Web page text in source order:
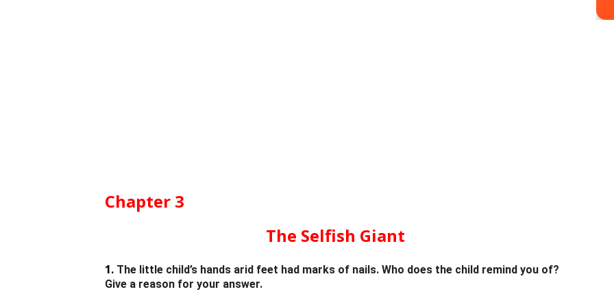
Chapter 3
The Selfish Giant
1. The little child’s hands arid feet had marks of nails. Who does the child remind you of?
Give a reason for your answer.